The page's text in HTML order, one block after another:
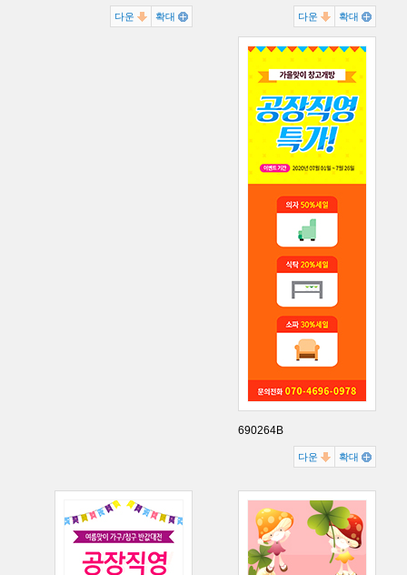
다운 확대 다운 확대
690264B
다운 확대